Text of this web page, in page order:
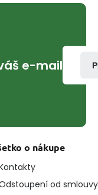
e-mail
o nákupe
od smlouvy